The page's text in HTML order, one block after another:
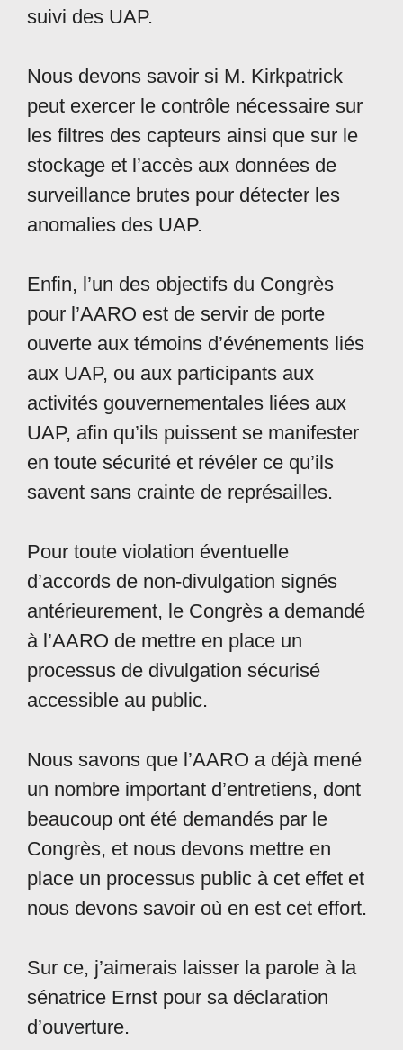
suivi des UAP.
Nous devons savoir si M. Kirkpatrick
peut exercer le contrôle nécessaire sur
les filtres des capteurs ainsi que sur le
stockage et l’accès aux données de
surveillance brutes pour détecter les
anomalies des UAP.
Enfin, l’un des objectifs du Congrès
pour l’AARO est de servir de porte
ouverte aux témoins d’événements liés
aux UAP, ou aux participants aux
activités gouvernementales liées aux
UAP, afin qu’ils puissent se manifester
en toute sécurité et révéler ce qu’ils
savent sans crainte de représailles.
Pour toute violation éventuelle
d’accords de non-divulgation signés
antérieurement, le Congrès a demandé
à l’AARO de mettre en place un
processus de divulgation sécurisé
accessible au public.
Nous savons que l’AARO a déjà mené
un nombre important d’entretiens, dont
beaucoup ont été demandés par le
Congrès, et nous devons mettre en
place un processus public à cet effet et
nous devons savoir où en est cet effort.
Sur ce, j’aimerais laisser la parole à la
sénatrice Ernst pour sa déclaration
d’ouverture.